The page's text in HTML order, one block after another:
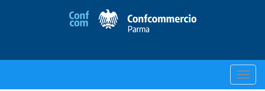
Toggle